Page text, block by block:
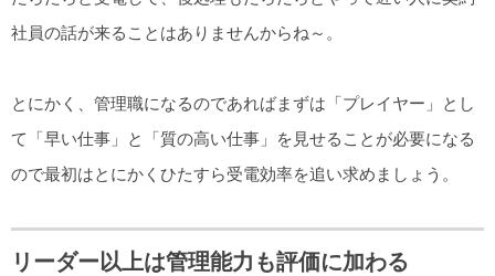
社員の話が来ることはありませんからね～。
とにかく、管理職になるのであればまずは「プレイヤー」とし
て「早い仕事」と「質の高い仕事」を見せることが必要になる
ので最初はとにかくひたすら受電効率を追い求めましょう。
リーダー以上は管理能力も評価に加わる